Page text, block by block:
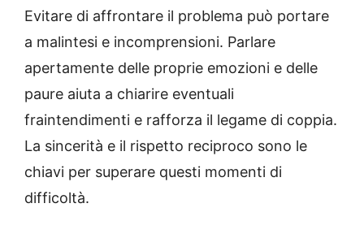
Evitare di affrontare il problema può portare
a malintesi e incomprensioni. Parlare
apertamente delle proprie emozioni e delle
paure aiuta a chiarire eventuali
fraintendimenti e rafforza il legame di coppia.
La sincerità e il rispetto reciproco sono le
chiavi per superare questi momenti di
difficoltà.